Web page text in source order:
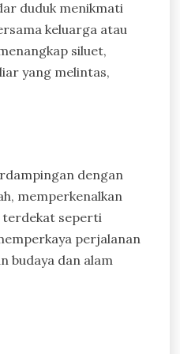
duduk menikmati
keluarga atau
siluet,
yang melintas,
dengan
memperkenalkan
terdekat seperti
perjalanan
budaya dan alam